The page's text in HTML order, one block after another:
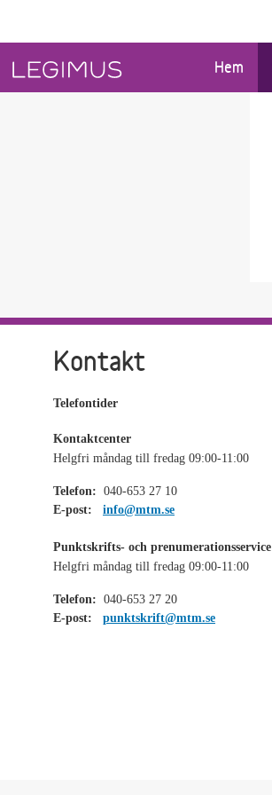
Hem
Kontakt
Telefontider
Kontaktcenter
Helgfri måndag till fredag 09:00-11:00
Telefon: 040-653 27 10
E-post:
info@mtm.se
Punktskrifts- och prenumerationsservice
Helgfri måndag till fredag 09:00-11:00
Telefon: 040-653 27 20
E-post:
punktskrift@mtm.se